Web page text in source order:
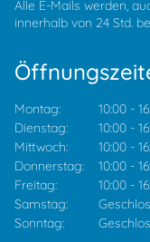
Alle E-Mails werden,
innerhalb von 24 Std.
Montag: 10:00 -
Dienstag:
10:00 -
Mittwoch:
10:00 -
Donnerstag:
10:00 -
Freitag:
10:00 -
Samstag:
Sonntag: